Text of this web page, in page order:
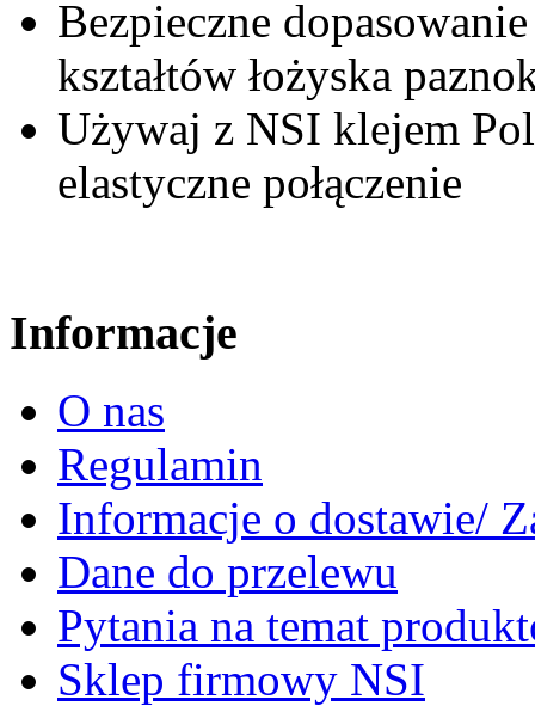
Bezpieczne
kształtów łożyska
Używaj z NSI klejem
elastyczne połączenie
Informacje
O nas
Regulamin
Informacje o dostawie/
Dane do przelewu
Pytania na temat
Sklep firmowy NSI